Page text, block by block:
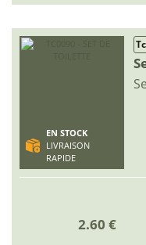
EN STOCK
LIVRAISON
RAPIDE
2.60 €